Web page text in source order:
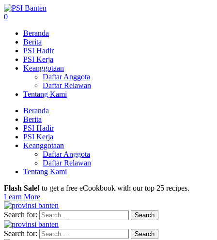
0
Beranda
Berita
PSI Hadir
PSI Kerja
Keanggotaan
Daftar Anggota
Daftar Relawan
Tentang Kami
Beranda
Berita
PSI Hadir
PSI Kerja
Keanggotaan
Daftar Anggota
Daftar Relawan
Tentang Kami
Flash Sale! to get a free eCookbook with our top 25 recipes.
Learn More
Search for:
Search for: